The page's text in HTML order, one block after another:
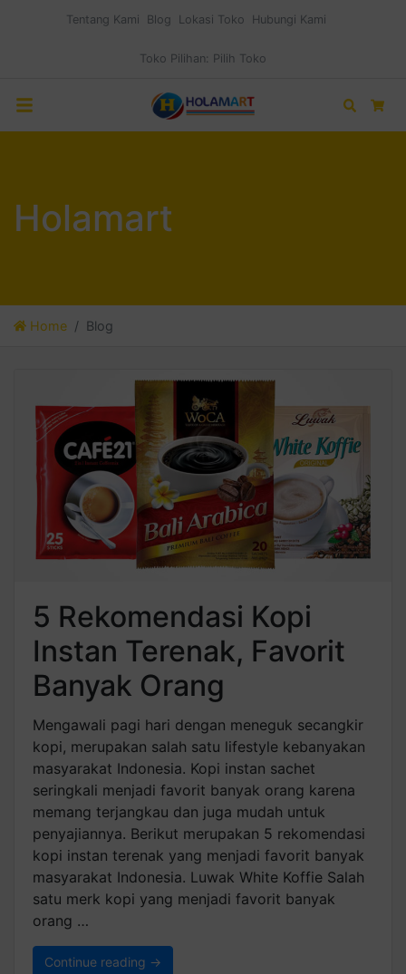
Tentang Kami Blog Lokasi Toko Hubungi Kami
Toko Pilihan: Pilih Toko
Search
Holamart
Home Blog
5 Rekomendasi Kopi
Instan Terenak, Favorit
Banyak Orang
Mengawali pagi hari dengan meneguk secangkir
kopi, merupakan salah satu lifestyle kebanyakan
masyarakat Indonesia. Kopi instan sachet
seringkali menjadi favorit banyak orang karena
memang terjangkau dan juga mudah untuk
penyajiannya. Berikut merupakan 5 rekomendasi
kopi instan terenak yang menjadi favorit banyak
masyarakat Indonesia. Luwak White Koffie Salah
satu merk kopi yang menjadi favorit banyak
orang …
Continue reading →